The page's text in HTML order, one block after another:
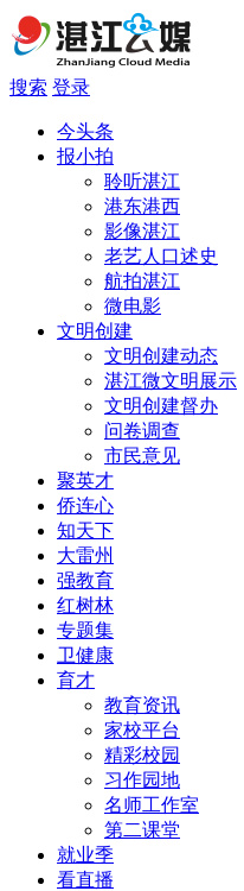
搜索 登录
今头条
报小拍
聆听湛江
港东港西
影像湛江
老艺人口述史
航拍湛江
微电影
文明创建
文明创建动态
湛江微文明展示
文明创建督办
问卷调查
市民意见
聚英才
侨连心
知天下
大雷州
强教育
红树林
专题集
卫健康
育才
教育资讯
家校平台
精彩校园
习作园地
名师工作室
第二课堂
就业季
看直播